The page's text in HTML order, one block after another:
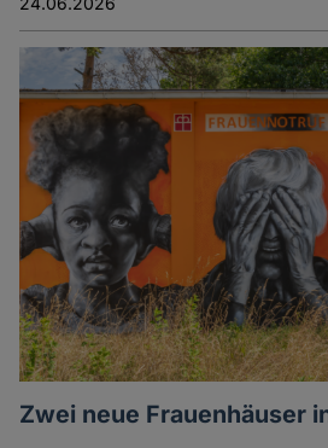
Zwei neue Frauenhäuser
Cookies